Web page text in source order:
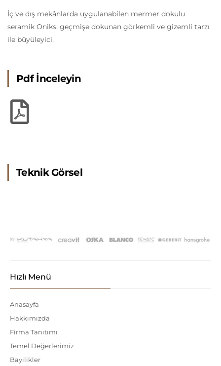
İç ve dış mekânlarda uygulanabilen mermer dokulu
seramik Oniks, geçmişe dokunan görkemli ve gizemli tarzı
ile büyüleyici.
Pdf İnceleyin
Teknik Görsel
Hızlı Menü
Anasayfa
Hakkımızda
Firma Tanıtımı
Temel Değerlerimiz
Bayilikler